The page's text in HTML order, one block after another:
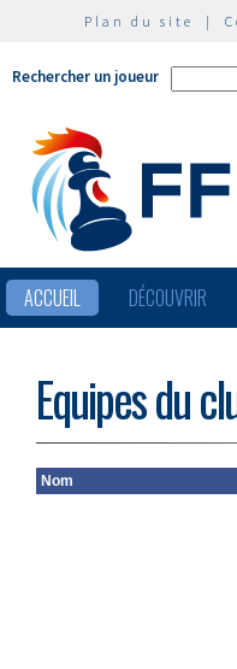
Plan du site |
Rechercher un joueur
ACCUEIL DÉCOUVRIR
Equipes du
Nom